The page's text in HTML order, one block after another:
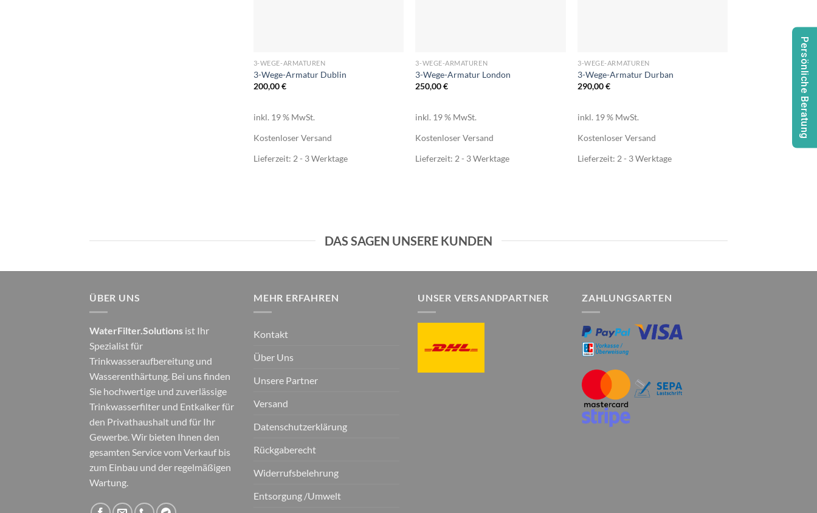
3-WEGE-ARMATUREN
3-Wege-Armatur Dublin
200,00€
inkl. 19 % MwSt.
Kostenloser Versand
Lieferzeit: 2 - 3 Werktage
3-WEGE-ARMATUREN
3-Wege-Armatur London
250,00€
inkl. 19 % MwSt.
Kostenloser Versand
Lieferzeit: 2 - 3 Werktage
3-WEGE-ARMATUREN
3-Wege-Armatur Durban
290,00€
inkl. 19 % MwSt.
Kostenloser Versand
Lieferzeit: 2 - 3 Werktage
DAS SAGEN UNSERE KUNDEN
ÜBER UNS
WaterFilter.Solutions ist Ihr
Spezialist für
Trinkwasseraufbereitung und
Wasserenthärtung. Bei uns finden
Sie hochwertige und zuverlässige
Trinkwasserfilter und Entkalker für
den Privathaushalt und für Ihr
Gewerbe. Wir bieten Ihnen den
gesamten Service vom Verkauf bis
zum Einbau und der regelmäßigen
Wartung.
MEHR ERFAHREN
Kontakt
Über Uns
Unsere Partner
Versand
Datenschutzerklärung
Rückgaberecht
Widerrufsbelehrung
Entsorgung /Umwelt
UNSER VERSANDPARTNER ZAHLUNGSARTEN
Persönliche Beratung